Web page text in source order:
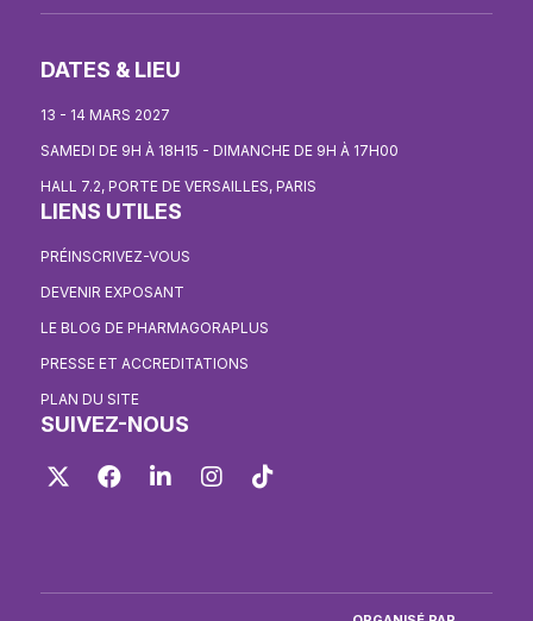
DATES & LIEU
13 - 14 MARS 2027
SAMEDI DE 9H À 18H15 - DIMANCHE DE 9H À 17H00
HALL 7.2, PORTE DE VERSAILLES, PARIS
LIENS UTILES
PRÉINSCRIVEZ-VOUS
DEVENIR EXPOSANT
LE BLOG DE PHARMAGORAPLUS
PRESSE ET ACCREDITATIONS
PLAN DU SITE
SUIVEZ-NOUS
Twitter FacebookLinkedIn Instagram